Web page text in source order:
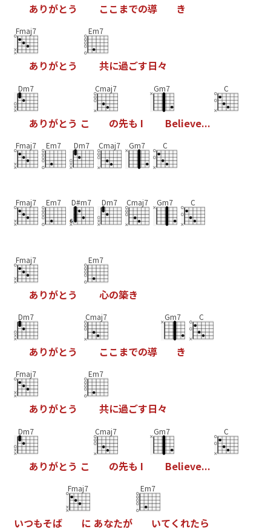
あ りがとう こ こ までの導 き
Fmaj7
あ りがとう
Em7
共に過ごす日々
Dm7
あ りがとう こ
Cmaj7
の先も I
Gm7
Believe...
C
Fmaj7 Em7 Dm7 Cmaj7 Gm7 C
Fmaj7 Em7 D#m7 Dm7 Cmaj7 Gm7 C
Fmaj7
あ りがとう
Em7
心の築き
Dm7
あ りがとう
Cmaj7
こ こ までの導
Gm7
き
C
Fmaj7
あ りがとう
Em7
共に過ごす日々
Dm7
あ りがとう こ
Cmaj7
の先も I
Gm7
Believe...
C
いつもそば
Fmaj7
に あなたが
Em7
いてく れたら